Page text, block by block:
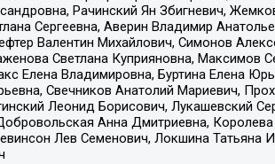
Рачинский Ян Збигневич,
Сергеевна, Аверин Владимир
Валентин Михайлович, Симонов
Светлана Куприяновна, Максимов
Елена Владимировна, Буртина Елена
Свечников Анатолий Мариевич,
Леонид Борисович, Лукашевский
Анна Дмитриевна,
Лев Семенович, Локшина